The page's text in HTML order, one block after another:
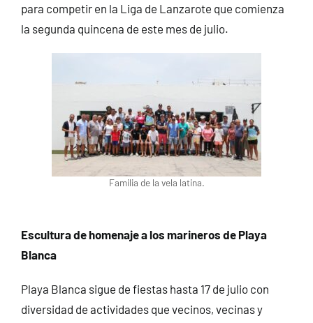
para competir en la Liga de Lanzarote que comienza
la segunda quincena de este mes de julio.
Familia de la vela latina.
Escultura de homenaje a los marineros de Playa
Blanca
Playa Blanca sigue de fiestas hasta 17 de julio con
diversidad de actividades que vecinos, vecinas y